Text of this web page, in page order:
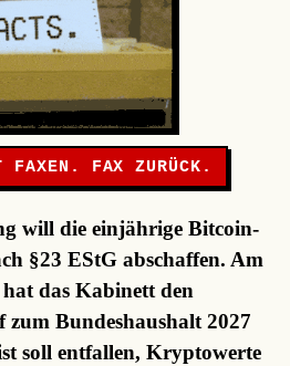
FAXEN. FAX ZURÜCK.
will die einjährige Bitcoin-
§23 EStG abschaffen. Am
das Kabinett den
zum Bundeshaushalt 2027
soll entfallen, Kryptowerte